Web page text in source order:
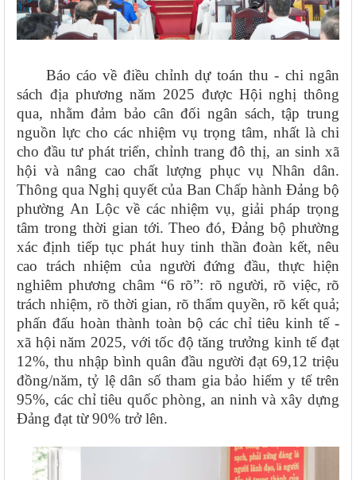
Báo cáo về điều chỉnh dự toán thu - chi ngân
sách địa phương năm 2025 được Hội nghị thông
qua, nhằm đảm bảo cân đối ngân sách, tập trung
nguồn lực cho các nhiệm vụ trọng tâm, nhất là chi
cho đầu tư phát triển, chỉnh trang đô thị, an sinh xã
hội và nâng cao chất lượng phục vụ Nhân dân.
Thông qua Nghị quyết của Ban Chấp hành Đảng bộ
phường An Lộc về các nhiệm vụ, giải pháp trọng
tâm trong thời gian tới. Theo đó, Đảng bộ phường
xác định tiếp tục phát huy tinh thần đoàn kết, nêu
cao trách nhiệm của người đứng đầu, thực hiện
nghiêm phương châm “6 rõ”: rõ người, rõ việc, rõ
trách nhiệm, rõ thời gian, rõ thẩm quyền, rõ kết quả;
phấn đấu hoàn thành toàn bộ các chỉ tiêu kinh tế -
xã hội năm 2025, với tốc độ tăng trưởng kinh tế đạt
12%, thu nhập bình quân đầu người đạt 69,12 triệu
đồng/năm, tỷ lệ dân số tham gia bảo hiểm y tế trên
95%, các chỉ tiêu quốc phòng, an ninh và xây dựng
Đảng đạt từ 90% trở lên.